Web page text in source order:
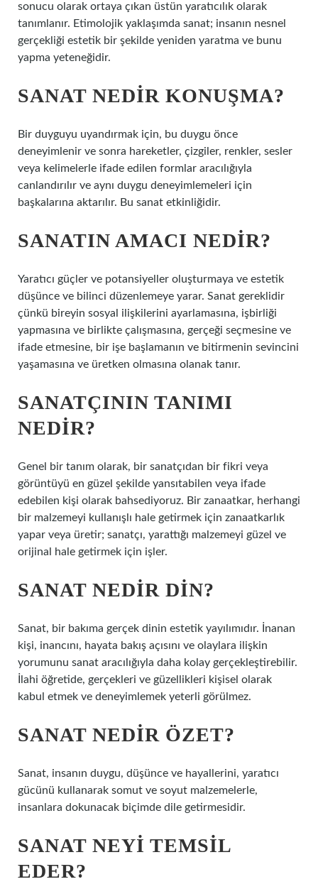
sonucu olarak ortaya çıkan üstün yaratıcılık olarak
tanımlanır. Etimolojik yaklaşımda sanat; insanın nesnel
gerçekliği estetik bir şekilde yeniden yaratma ve bunu
yapma yeteneğidir.
SANAT NEDIR KONUŞMA?
Bir duyguyu uyandırmak için, bu duygu önce
deneyimlenir ve sonra hareketler, çizgiler, renkler, sesler
veya kelimelerle ifade edilen formlar aracılığıyla
canlandırılır ve aynı duygu deneyimlemeleri için
başkalarına aktarılır. Bu sanat etkinliğidir.
SANATIN AMACI NEDIR?
Yaratıcı güçler ve potansiyeller oluşturmaya ve estetik
düşünce ve bilinci düzenlemeye yarar. Sanat gereklidir
çünkü bireyin sosyal ilişkilerini ayarlamasına, işbirliği
yapmasına ve birlikte çalışmasına, gerçeği seçmesine ve
ifade etmesine, bir işe başlamanın ve bitirmenin sevincini
yaşamasına ve üretken olmasına olanak tanır.
SANATÇININ TANIMI
NEDIR?
Genel bir tanım olarak, bir sanatçıdan bir fikri veya
görüntüyü en güzel şekilde yansıtabilen veya ifade
edebilen kişi olarak bahsediyoruz. Bir zanaatkar, herhangi
bir malzemeyi kullanışlı hale getirmek için zanaatkarlık
yapar veya üretir; sanatçı, yarattığı malzemeyi güzel ve
orijinal hale getirmek için işler.
SANAT NEDIR DIN?
Sanat, bir bakıma gerçek dinin estetik yayılımıdır. İnanan
kişi, inancını, hayata bakış açısını ve olaylara ilişkin
yorumunu sanat aracılığıyla daha kolay gerçekleştirebilir.
İlahi öğretide, gerçekleri ve güzellikleri kişisel olarak
kabul etmek ve deneyimlemek yeterli görülmez.
SANAT NEDIR ÖZET?
Sanat, insanın duygu, düşünce ve hayallerini, yaratıcı
gücünü kullanarak somut ve soyut malzemelerle,
insanlara dokunacak biçimde dile getirmesidir.
SANAT NEYI TEMSIL
EDER?